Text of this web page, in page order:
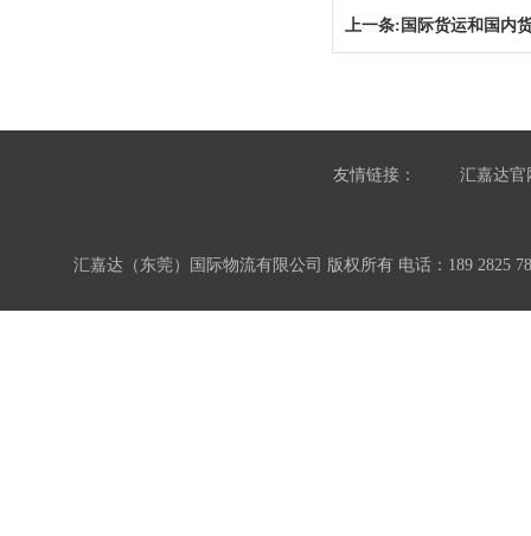
上一条: 国际货运和国内
友情链接： 汇嘉达官
汇嘉达（东莞）国际物流有限公司 版权所有 电话：189 2825